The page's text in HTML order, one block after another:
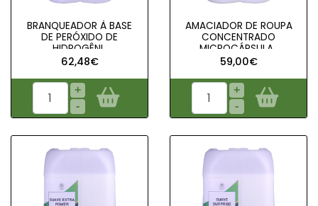
BRANQUEADOR À BASE
DE PERÓXIDO DE
HIDROGÊNI..
62,48€
+
-
AMACIADOR DE ROUPA
CONCENTRADO
MICROCÁPSULA..
59,00€
+
-